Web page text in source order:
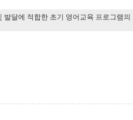
달에 적합한 초기 영어교육 프로그램의